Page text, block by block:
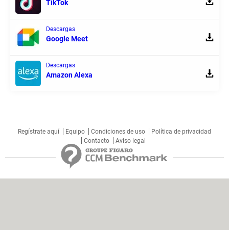
TikTok
Descargas
Google Meet
Descargas
Amazon Alexa
Regístrate aquí Equipo Condiciones de uso
Política de privacidad
Contacto
Aviso legal